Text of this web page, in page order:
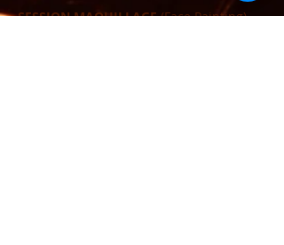
SESSION MAQUILLAGE(Face Painting)